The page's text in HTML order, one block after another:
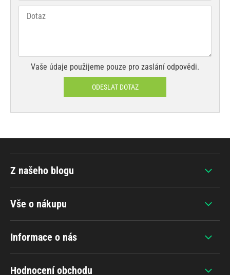
Vaše údaje použijeme pouze pro zaslání odpovědi.
ODESLAT DOTAZ
Vše o nákupu
Informace o nás
Hodnocení obchodu
Z našeho blogu